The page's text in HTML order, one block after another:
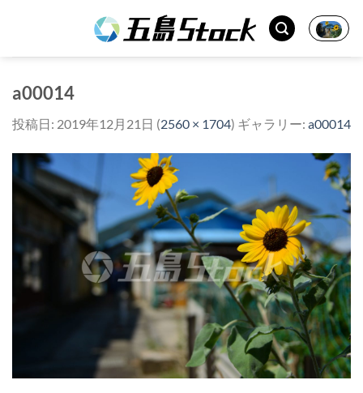
a00014
投稿日: 2019年12月21日 (2560 × 1704) ギャラリー: a00014